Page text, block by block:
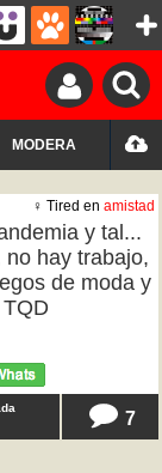
MODERA
♀ Tired en amistad
y tal...
hay trabajo,
de moda y
7